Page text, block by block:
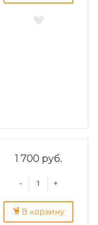
1 700 руб.
- +
В корзину